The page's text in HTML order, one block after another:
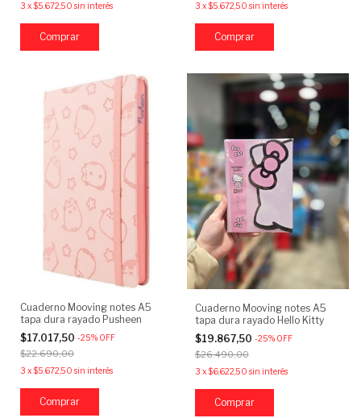
3 x$5.672,50 sin interés 3 x$5.672,50 sin interés
Cuaderno Mooving notes A5
tapa dura rayado Pusheen
$17.017,50 -25% OFF
$22.690,00
3 x$5.672,50 sin interés
Cuaderno Mooving notes A5
tapa dura rayado Hello Kitty
$19.867,50 -25% OFF
$26.490,00
3 x$6.622,50 sin interés